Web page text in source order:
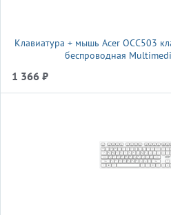
Клавиатура + мышь Acer OCC503
беспроводная
1 366 ₽